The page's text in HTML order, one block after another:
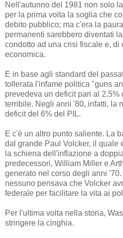
Nell'autunno del 1981 non solo
per la prima volta la soglia che
debito pubblico; ma c'era la
permanenti sarebbero diventati
condotto ad una crisi fiscale e,
economica.
E in base agli standard del
tollerata l'infame politica "guns
prevedeva un deficit pari al 2.5%
terribile. Negli anni '80, infatti, la
deficit del 6% del PIL.
E c'è un altro punto saliente. La
dal grande Paul Volcker, il quale
la schiena dell'inflazione a
predecessori, William Miller e
generato nel corso degli anni
nessuno pensava che Volcker
federale per facilitare la vita ai
Per l'ultima volta nella storia,
stringere la cinghia.